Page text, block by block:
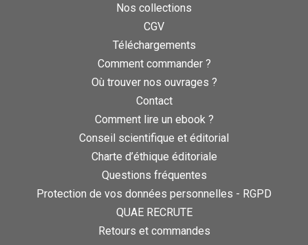
Nos collections
CGV
Téléchargements
Comment commander ?
Où trouver nos ouvrages ?
Contact
Comment lire un ebook ?
Conseil scientifique et éditorial
Charte d’éthique éditoriale
Questions fréquentes
Protection de vos données personnelles - RGPD
QUAE RECRUTE
Retours et commandes